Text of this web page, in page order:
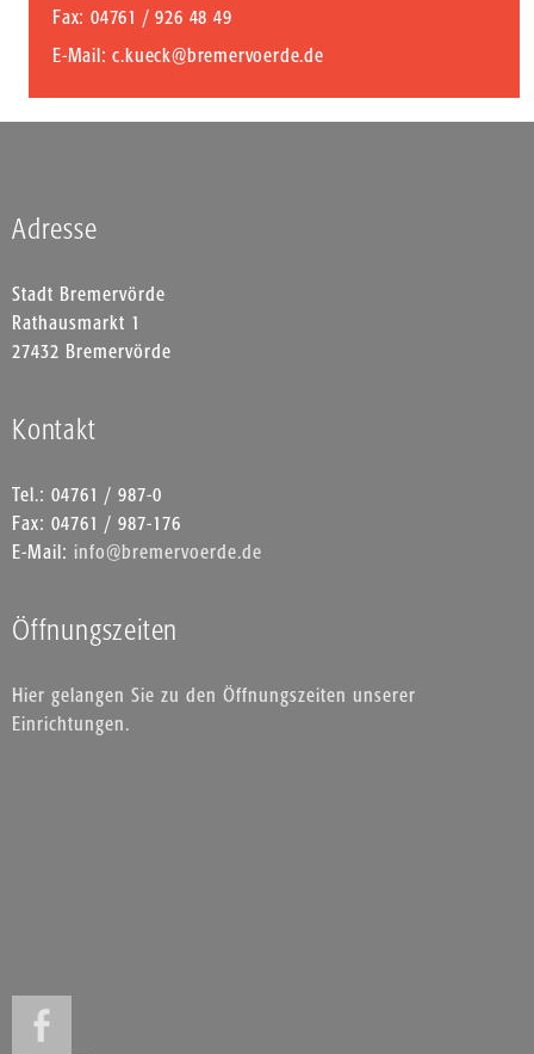
Fax: 04761 / 926 48 49
E-Mail:c.kueck@bremervoerde.de
Adresse
Stadt Bremervörde
Rathausmarkt 1
27432 Bremervörde
Kontakt
Tel.: 04761 / 987-0
Fax: 04761 / 987-176
E-Mail: info@bremervoerde.de
Öffnungszeiten
Hier gelangen Sie zu den Öffnungszeiten unserer
Einrichtungen.